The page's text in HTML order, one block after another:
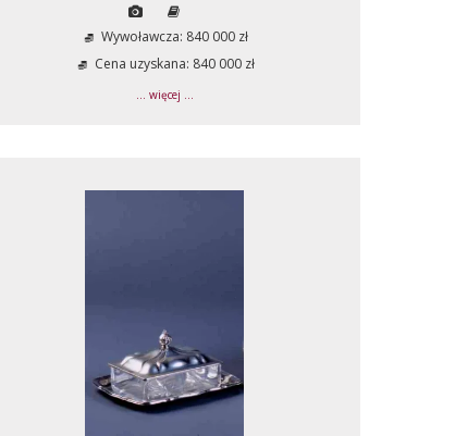
Wywoławcza: 840 000 zł
Cena uzyskana: 840 000 zł
... więcej ...